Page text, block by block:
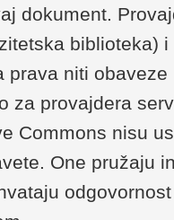
dokument.
biblioteka)
prava niti
za provajdera
Commons nisu
One pružaju